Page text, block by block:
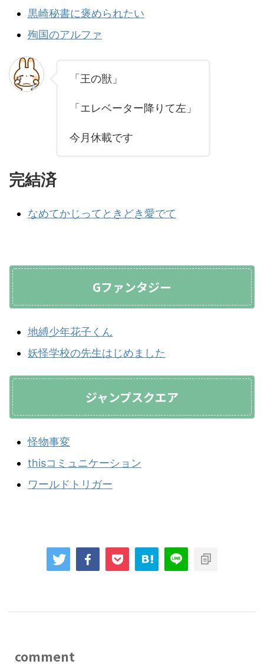
黒崎秘書に褒められたい
殉国のアルファ
「王の獣」
「エレベーター降りて左」
今月休載です
完結済
なめてかじってときどき愛でて
Gファンタジー
地縛少年花子くん
妖怪学校の先生はじめました
ジャンプスクエア
怪物事変
thisコミュニケーション
ワールドトリガー
comment